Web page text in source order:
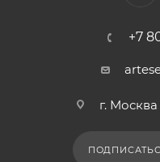
+7
г. Москва